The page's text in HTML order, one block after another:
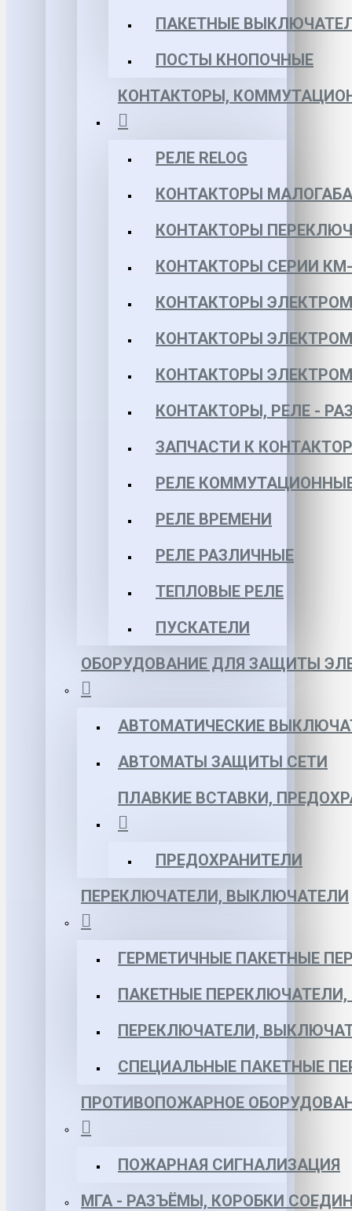
ПАКЕТНЫЕ
ПОСТЫ КНОПОЧНЫЕ
КОНТАКТОРЫ,
РЕЛЕ RELOG
КОНТАКТОРЫ
КОНТАКТОРЫ
КОНТАКТОРЫ СЕРИИ КМ-
КОНТАКТОРЫ
КОНТАКТОРЫ
КОНТАКТОРЫ
КОНТАКТОРЫ, РЕЛЕ -
ЗАПЧАСТИ К
РЕЛЕ
РЕЛЕ ВРЕМЕНИ
РЕЛЕ РАЗЛИЧНЫЕ
ТЕПЛОВЫЕ РЕЛЕ
ПУСКАТЕЛИ
ОБОРУДОВАНИЕ ДЛЯ ЗАЩИТЫ
АВТОМАТИЧЕСКИЕ
АВТОМАТЫ ЗАЩИТЫ СЕТИ
ПЛАВКИЕ ВСТАВКИ,
ПРЕДОХРАНИТЕЛИ
ПЕРЕКЛЮЧАТЕЛИ, ВЫКЛЮЧАТЕЛИ
ГЕРМЕТИЧНЫЕ ПАКЕТНЫЕ
ПАКЕТНЫЕ
ПЕРЕКЛЮЧАТЕЛИ,
СПЕЦИАЛЬНЫЕ ПАКЕТНЫЕ
ПРОТИВОПОЖАРНОЕ
ПОЖАРНАЯ СИГНАЛИЗАЦИЯ
МГА - РАЗЪЁМЫ, КОРОБКИ